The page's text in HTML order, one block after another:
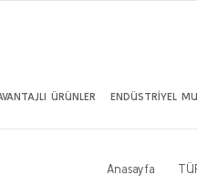
ÜRÜNLER ENDÜSTRİYEL
Anasayfa